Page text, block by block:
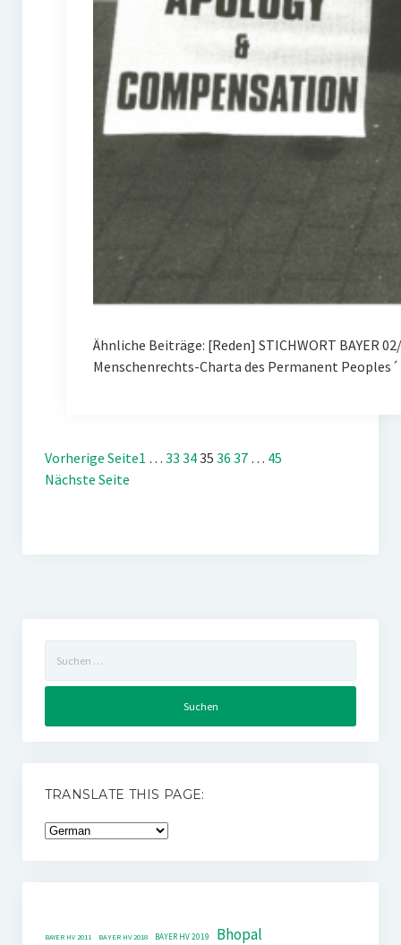
Ähnliche Beiträge: [Reden] STICHWORT BAYER
Menschenrechts-Charta des Permanent
Vorherige Seite1 … 33 3435 36 37 … 45
Nächste Seite
nach:
TRANSLATE THIS PAGE:
BAYER HV 2011 BAYER HV 2018 BAYER HV 2019 Bhopal